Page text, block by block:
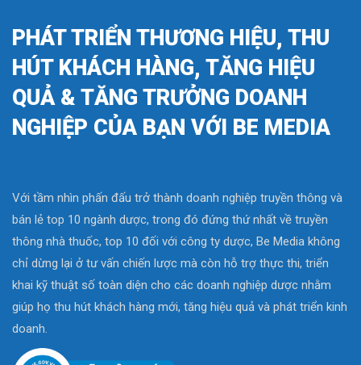
PHÁT TRIỂN THƯƠNG HIỆU, THU
HÚT KHÁCH HÀNG, TĂNG HIỆU
QUẢ & TĂNG TRƯỞNG DOANH
NGHIỆP CỦA BẠN VỚI BE MEDIA
Với tầm nhìn phấn đấu trở thành doanh nghiệp truyền thông và
bán lẻ top 10 ngành dược, trong đó đứng thứ nhất về truyền
thông nhà thuốc, top 10 đối với công ty dược, Be Media không
chỉ dừng lại ở tư vấn chiến lược mà còn hỗ trợ thực thi, triển
khai kỹ thuật số toàn diện cho các doanh nghiệp dược nhằm
giúp họ thu hút khách hàng mới, tăng hiệu quả và phát triển kinh
doanh.